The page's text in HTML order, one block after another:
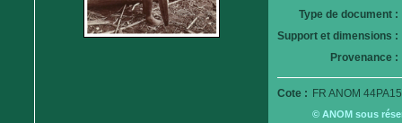
Type de document :
Support et dimensions :
Provenance :
Cote : FR ANOM
© ANOM sous